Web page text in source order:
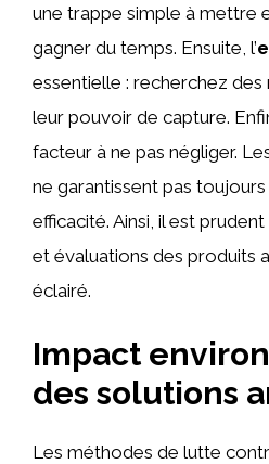
une trappe simple à mettre
gagner du temps. Ensuite, l’
essentielle : recherchez
leur pouvoir de capture.
facteur à ne pas négliger.
ne garantissent pas
efficacité. Ainsi, il est
et évaluations des produits
éclairé.
Impact
des solutions
Les méthodes de lutte